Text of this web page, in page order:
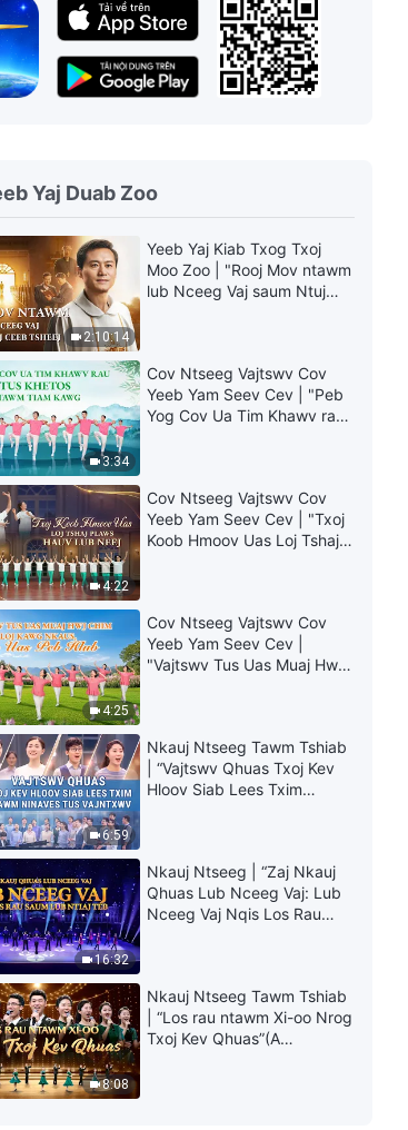
Cov Ntseeg Vajtswv Cov Yeeb
Yam Seev Cev | "Txoj Koob
Hmoov Uas Loj Tshaj Plaws
Yam Seev Cev | "Peb Yog Cov
Ua Tim Khawv rau Tus Khetos
ntawm Tiam Kawg"
5:34
Cov Ntseeg Vajtswv Cov Yeeb
Yam Seev Cev | "Vajtswv Tus
Uas Muaj Hwj Chim Loj Kawg
Nkaus Hlub Kuv Tiag Tiag Li"
5:17
Cov Ntseeg Vajtswv Cov Yeeb
Yam Seev Cev | "Peb Qhuas
Vajtswv Kom Txaus Peb Lub
Siab"
3:39
Cov Ntseeg Vajtswv Cov Yeeb
Yam Seev Cev | "Txoj Kev Ua
Neej Nyob Rau Ntawm Vajtswv
Lub Xub Ntiag Mas Muaj Kev
Xyiv Fab Heev"
4:16
Cov Ntseeg Vajtswv Cov Yeeb
Yam Seev Cev | "Khetos Lub
Nceeg Vaj Twb Tshwm Los
Lawm"
Yaj Duab Zoo
2:10:14
Yeeb Yaj Kiab Txog Txoj
Moo Zoo | "Rooj Mov ntawm
lub Nceeg Vaj saum Ntuj
3:34
Cov Ntseeg Vajtswv Cov
Yeeb Yam Seev Cev | "Peb
Yog Cov Ua Tim Khawv rau
4:22
Cov Ntseeg Vajtswv Cov
Yeeb Yam Seev Cev | "Txoj
Koob Hmoov Uas Loj Tshaj
4:25
Cov Ntseeg Vajtswv Cov
Yeeb Yam Seev Cev |
"Vajtswv Tus Uas Muaj Hwj
6:59
Nkauj Ntseeg Tawm Tshiab
| “Vajtswv Qhuas Txoj Kev
Hloov Siab Lees Txim
16:32
Nkauj Ntseeg | “Zaj Nkauj
Qhuas Lub Nceeg Vaj: Lub
Nceeg Vaj Nqis Los Rau
8:08
Nkauj Ntseeg Tawm Tshiab
| “Los rau ntawm Xi-oo Nrog
Txoj Kev Qhuas”(A